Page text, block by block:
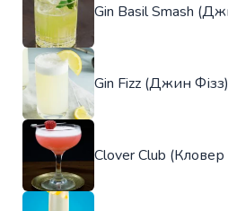
Gin Basil Smash
Gin Fizz (Джин Фізз)
Clover Club (Кловер